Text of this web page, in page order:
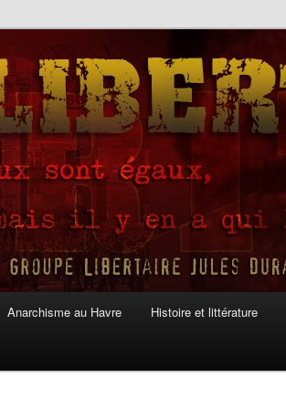
Anarchisme au Havre Histoire et littérature